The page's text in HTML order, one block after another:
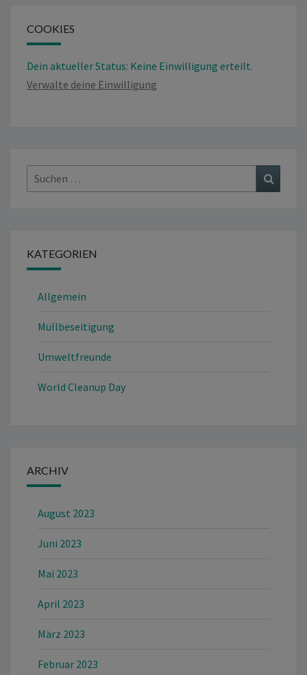
COOKIES
Dein aktueller Status: Keine Einwilligung erteilt.
Verwalte deine Einwilligung
Suchen
nach:
KATEGORIEN
Allgemein
Müllbeseitigung
Umweltfreunde
World Cleanup Day
ARCHIV
August 2023
Juni 2023
Mai 2023
April 2023
März 2023
Februar 2023